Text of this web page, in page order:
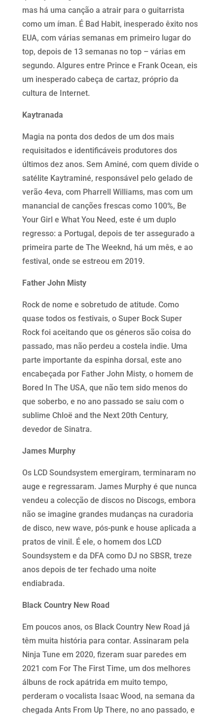
mas há uma canção a atrair para o guitarrista
como um íman. É Bad Habit, inesperado êxito nos
EUA, com várias semanas em primeiro lugar do
top, depois de 13 semanas no top – várias em
segundo. Algures entre Prince e Frank Ocean, eis
um inesperado cabeça de cartaz, próprio da
cultura de Internet.
Kaytranada
Magia na ponta dos dedos de um dos mais
requisitados e identificáveis produtores dos
últimos dez anos. Sem Aminé, com quem divide o
satélite Kaytraminé, responsável pelo gelado de
verão 4eva, com Pharrell Williams, mas com um
manancial de canções frescas como 100%, Be
Your Girl e What You Need, este é um duplo
regresso: a Portugal, depois de ter assegurado a
primeira parte de The Weeknd, há um mês, e ao
festival, onde se estreou em 2019.
Father John Misty
Rock de nome e sobretudo de atitude. Como
quase todos os festivais, o Super Bock Super
Rock foi aceitando que os géneros são coisa do
passado, mas não perdeu a costela indie. Uma
parte importante da espinha dorsal, este ano
encabeçada por Father John Misty, o homem de
Bored In The USA, que não tem sido menos do
que soberbo, e no ano passado se saiu com o
sublime Chloë and the Next 20th Century,
devedor de Sinatra.
James Murphy
Os LCD Soundsystem emergiram, terminaram no
auge e regressaram. James Murphy é que nunca
vendeu a colecção de discos no Discogs, embora
não se imagine grandes mudanças na curadoria
de disco, new wave, pós-punk e house aplicada a
pratos de vinil. É ele, o homem dos LCD
Soundsystem e da DFA como DJ no SBSR, treze
anos depois de ter fechado uma noite
endiabrada.
Black Country New Road
Em poucos anos, os Black Country New Road já
têm muita história para contar. Assinaram pela
Ninja Tune em 2020, fizeram suar paredes em
2021 com For The First Time, um dos melhores
álbuns de rock apátrida em muito tempo,
perderam o vocalista Isaac Wood, na semana da
chegada Ants From Up There, no ano passado, e